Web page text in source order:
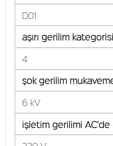
D01
aşırı gerilim kategorisi
4
şok gerilim
6 kV
işletim gerilimi